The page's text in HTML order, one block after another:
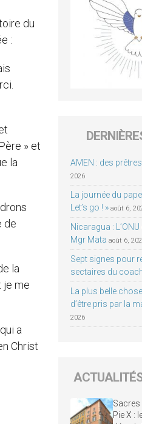
du
:
» et
la
de
la
je me
a
Christ
AMEN : des
2026
La journée du
Let’s go ! » août 6,
Nicaragua :
Mgr Mata août 6,
Sept signes pour
sectaires du
La plus belle
d’être pris par la
2026
Sacres
Pie X :